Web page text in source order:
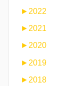
► 2022
► 2021
► 2020
► 2019
► 2018